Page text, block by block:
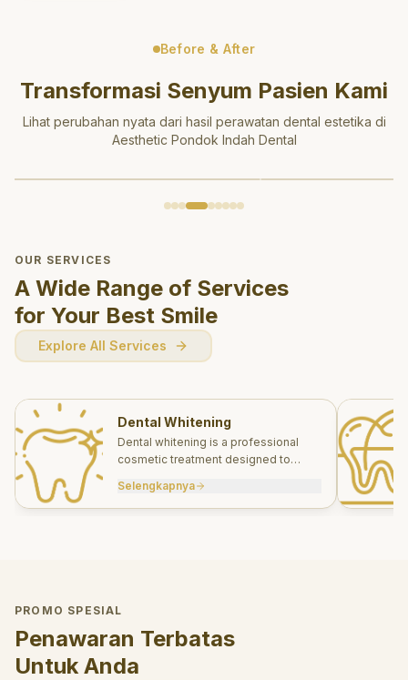
Before & After
Transformasi Senyum Pasien Kami
Lihat perubahan nyata dari hasil perawatan dental estetika di
Aesthetic Pondok Indah Dental
OUR SERVICES
A Wide Range of Services
for Your Best Smile
Explore All Services
Dental Whitening
Dental whitening is a professional
cosmetic treatment designed to
effectively.
Selengkapnya
PROMO SPESIAL
Penawaran Terbatas
Untuk Anda